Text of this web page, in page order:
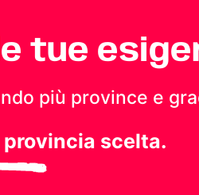
tue
più province e
scelta.